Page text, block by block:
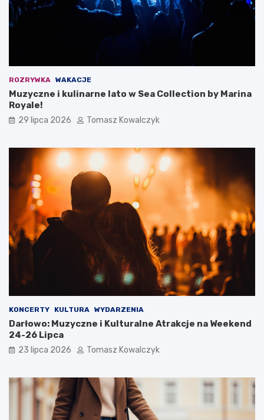
ROZRYWKA WAKACJE
Muzyczne i kulinarne lato w Sea Collection by Marina
Royale!
29 lipca 2026 Tomasz Kowalczyk
KONCERTY KULTURA WYDARZENIA
Darłowo: Muzyczne i Kulturalne Atrakcje na Weekend
24-26 Lipca
23 lipca 2026 Tomasz Kowalczyk